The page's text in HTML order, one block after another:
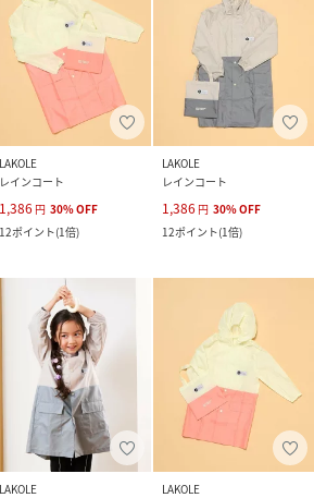
LAKOLE
レインコート
1,386 円 30%OFF
12ポイント(1倍)
LAKOLE
レインコート
1,386 円 30%OFF
12ポイント(1倍)
LAKOLE
LAKOLE